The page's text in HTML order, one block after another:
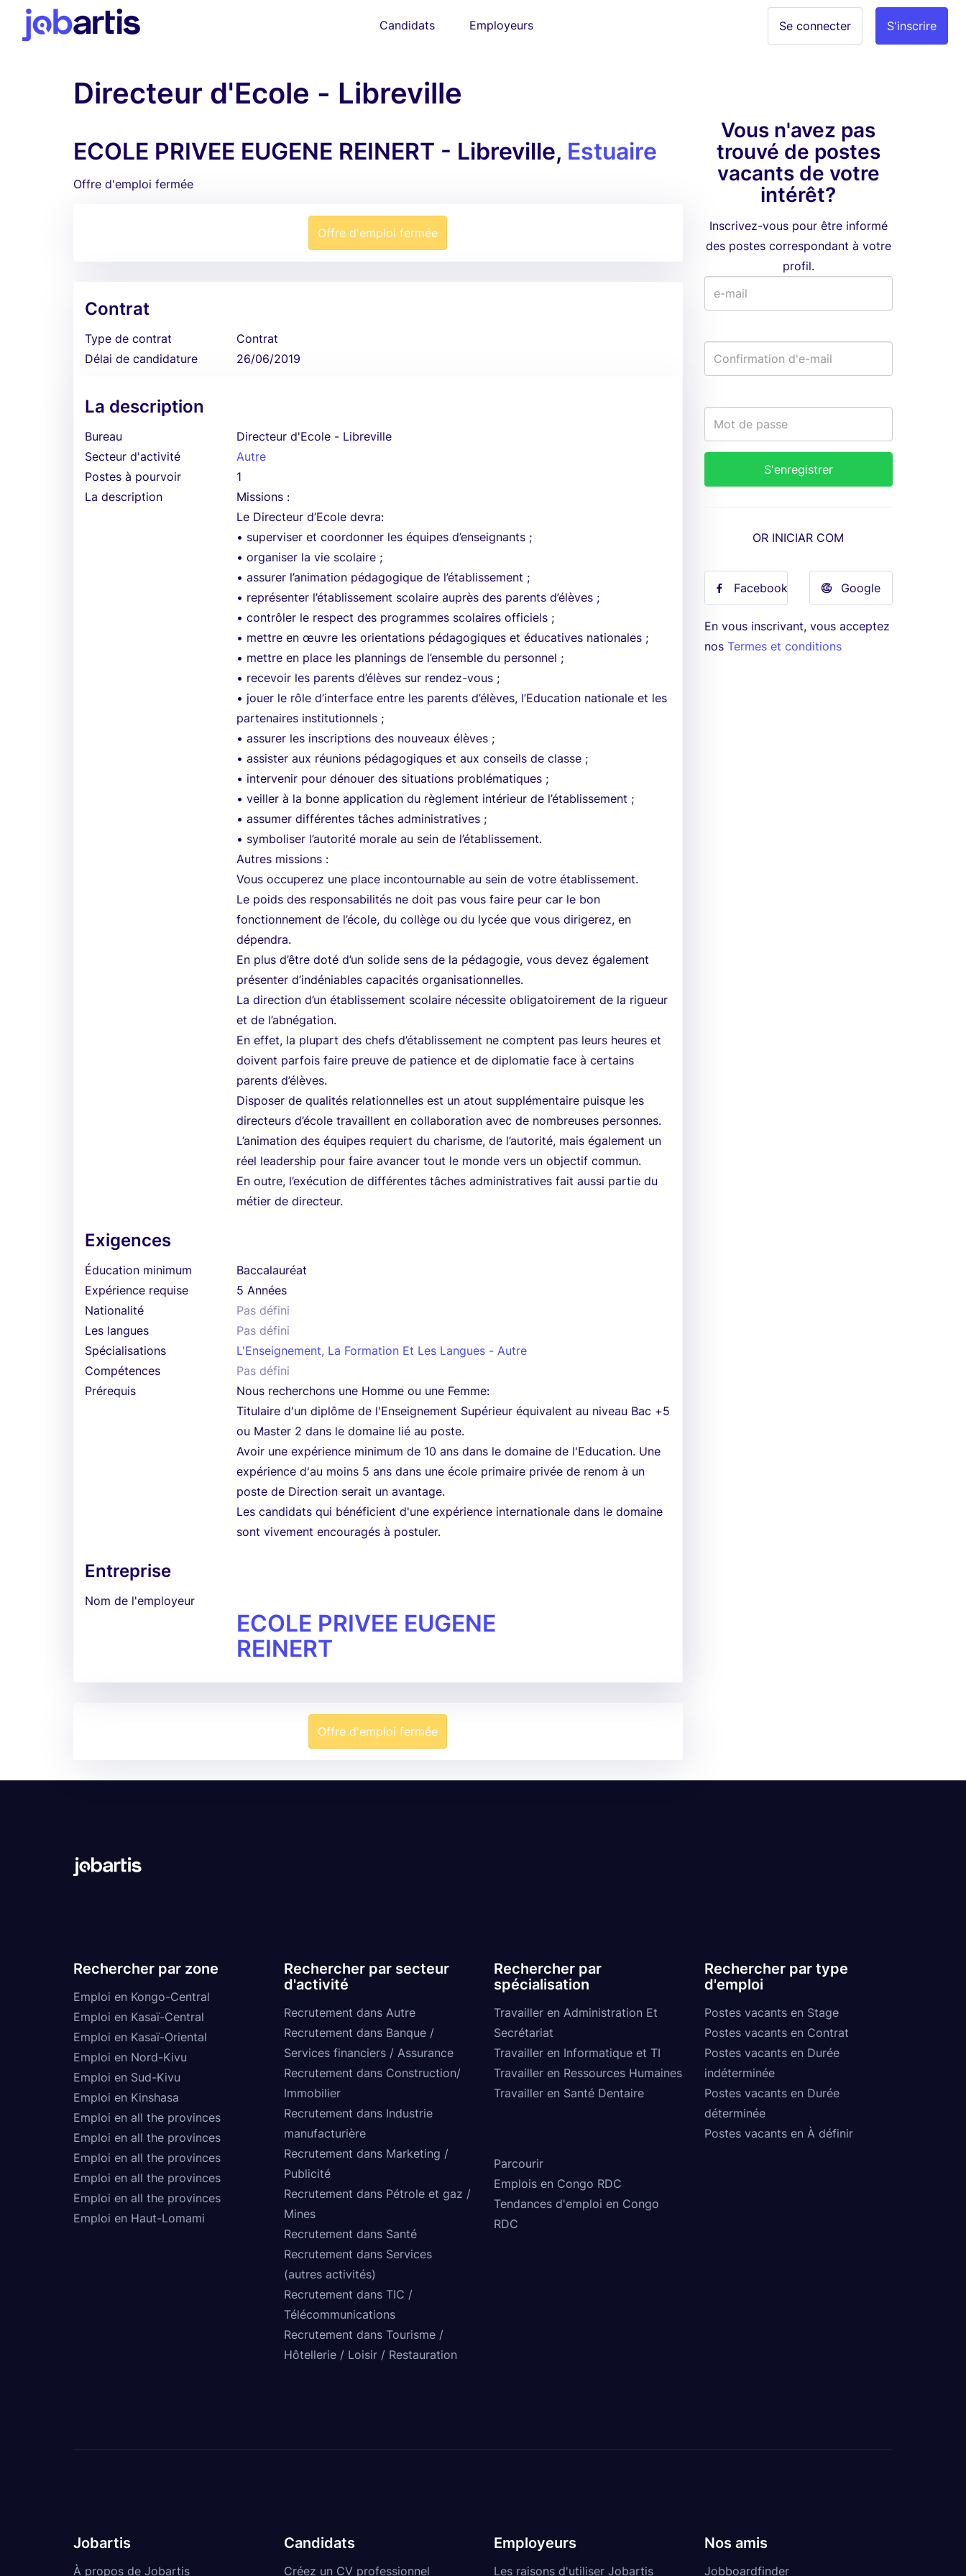
Candidats Employeurs S'inscrire
Se connecter
Directeur d'Ecole - Libreville
ECOLE PRIVEE EUGENE REINERT - Libreville, Estuaire
Offre d'emploi fermée
Offre d'emploi fermée
Contrat
Type de contrat
Contrat
Délai de candidature
26/06/2019
La description
Bureau
Directeur d'Ecole - Libreville
Secteur d'activité
Autre
Postes à pourvoir
1
La description
Missions :
Le Directeur d’Ecole devra:
• superviser et coordonner les équipes d’enseignants ;
• organiser la vie scolaire ;
• assurer l’animation pédagogique de l’établissement ;
• représenter l’établissement scolaire auprès des parents d’élèves ;
• contrôler le respect des programmes scolaires officiels ;
• mettre en œuvre les orientations pédagogiques et éducatives nationales ;
• mettre en place les plannings de l’ensemble du personnel ;
• recevoir les parents d’élèves sur rendez-vous ;
• jouer le rôle d’interface entre les parents d’élèves, l’Education nationale et les
partenaires institutionnels ;
• assurer les inscriptions des nouveaux élèves ;
• assister aux réunions pédagogiques et aux conseils de classe ;
• intervenir pour dénouer des situations problématiques ;
• veiller à la bonne application du règlement intérieur de l’établissement ;
• assumer différentes tâches administratives ;
• symboliser l’autorité morale au sein de l’établissement.
Autres missions :
Vous occuperez une place incontournable au sein de votre établissement.
Le poids des responsabilités ne doit pas vous faire peur car le bon
fonctionnement de l’école, du collège ou du lycée que vous dirigerez, en
dépendra.
En plus d’être doté d’un solide sens de la pédagogie, vous devez également
présenter d’indéniables capacités organisationnelles.
La direction d’un établissement scolaire nécessite obligatoirement de la rigueur
et de l’abnégation.
En effet, la plupart des chefs d’établissement ne comptent pas leurs heures et
doivent parfois faire preuve de patience et de diplomatie face à certains
parents d’élèves.
Disposer de qualités relationnelles est un atout supplémentaire puisque les
directeurs d’école travaillent en collaboration avec de nombreuses personnes.
L’animation des équipes requiert du charisme, de l’autorité, mais également un
réel leadership pour faire avancer tout le monde vers un objectif commun.
En outre, l’exécution de différentes tâches administratives fait aussi partie du
métier de directeur.
Exigences
Éducation minimum
Baccalauréat
Expérience requise
5 Années
Nationalité
Pas défini
Les langues
Pas défini
Spécialisations
L'Enseignement, La Formation Et Les Langues - Autre
Compétences
Pas défini
Prérequis
Nous recherchons une Homme ou une Femme:
Titulaire d'un diplôme de l'Enseignement Supérieur équivalent au niveau Bac +5
ou Master 2 dans le domaine lié au poste.
Avoir une expérience minimum de 10 ans dans le domaine de l'Education. Une
expérience d'au moins 5 ans dans une école primaire privée de renom à un
poste de Direction serait un avantage.
Les candidats qui bénéficient d'une expérience internationale dans le domaine
sont vivement encouragés à postuler.
Entreprise
Nom de l'employeur
ECOLE PRIVEE EUGENE
REINERT
Offre d'emploi fermée
Vous n'avez pas
trouvé de postes
vacants de votre
intérêt?
Inscrivez-vous pour être informé
des postes correspondant à votre
profil.
OR INICIAR COM
Facebook Google
En vous inscrivant, vous acceptez
nos Termes et conditions
Rechercher par zone
Emploi en Kongo-Central
Emploi en Kasaï-Central
Emploi en Kasaï-Oriental
Emploi en Nord-Kivu
Emploi en Sud-Kivu
Emploi en Kinshasa
Emploi en all the provinces
Emploi en all the provinces
Emploi en all the provinces
Emploi en all the provinces
Emploi en all the provinces
Emploi en Haut-Lomami
Rechercher par secteur
d'activité
Recrutement dans Autre
Recrutement dans Banque /
Services financiers / Assurance
Recrutement dans Construction/
Immobilier
Recrutement dans Industrie
manufacturière
Recrutement dans Marketing /
Publicité
Recrutement dans Pétrole et gaz /
Mines
Recrutement dans Santé
Recrutement dans Services
(autres activités)
Recrutement dans TIC /
Télécommunications
Recrutement dans Tourisme /
Hôtellerie / Loisir / Restauration
Rechercher par
spécialisation
Travailler en Administration Et
Secrétariat
Travailler en Informatique et TI
Travailler en Ressources Humaines
Travailler en Santé Dentaire
Rechercher par type
d'emploi
Postes vacants en Stage
Postes vacants en Contrat
Postes vacants en Durée
indéterminée
Postes vacants en Durée
déterminée
Postes vacants en À définir
Parcourir
Emplois en Congo RDC
Tendances d'emploi en Congo
RDC
Jobartis
À propos de Jobartis
Candidats
Créez un CV professionnel
Employeurs
Les raisons d'utiliser Jobartis
Nos amis
Jobboardfinder